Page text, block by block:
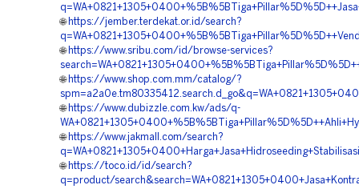
🌐 https://jember.terdekat.or.id/search?
🌐 https://www.sribu.com/id/browse-services?
🌐 https://www.shop.com.mm/catalog/?
🌐 https://www.dubizzle.com.kw/ads/q-
🌐 https://www.jakmall.com/search?
🌐 https://toco.id/id/search?
q=product/